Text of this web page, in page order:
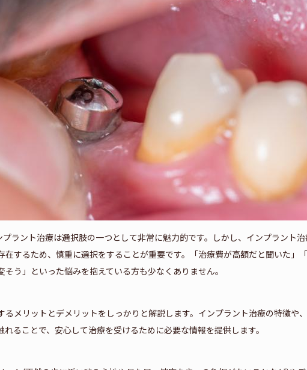
ラント治療は選択肢の一つとして非常に魅力的です。しかし、インプラント
在するため、慎重に選択をすることが重要です。「治療費が高額だと聞いた」
う」といった悩みを抱えている方も少なくありません。
メリットとデメリットをしっかりと解説します。インプラント治療の特徴や
ることで、安心して治療を受けるために必要な情報を提供します。